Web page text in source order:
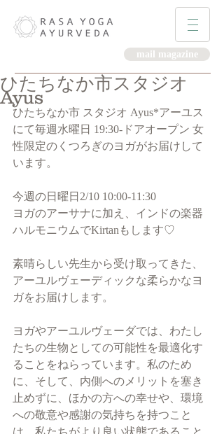
mail magazine
ひたちなか市スタジオ
Ayus
ひたちなか市 スタジオ Ayus*アーユス
にて毎週水曜日 19:30-ドアオープン 女
性限定のくつろぎのヨガがお届けして
います。
今週の日曜日2/10 10:00-11:30
ヨガのアーサナに加え、インドの楽器
ハルモニウムでKirtanもします♡
素晴らしい先生から受け取ってきた、
アーユルヴェーディックな柔らかなヨ
ガをお届けします。
ヨガやアーユルヴェーダでは、わたし
たちの生物としての可能性を最適化す
ることをねらっています。私のため
に、そして、内側へのメリットを塞き
止めずに、ほかの方への幸せや、環境
への敬意や感謝の気持ちを持つこと
は、私たちがより良い状態であること